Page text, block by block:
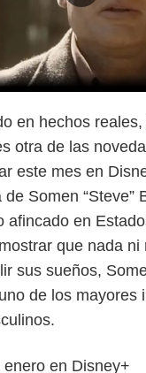
en hechos reales,
otra de las
este mes en
Somen “Steve”
afincado en
que nada ni
sus sueños,
de los mayores
enero en Disney+